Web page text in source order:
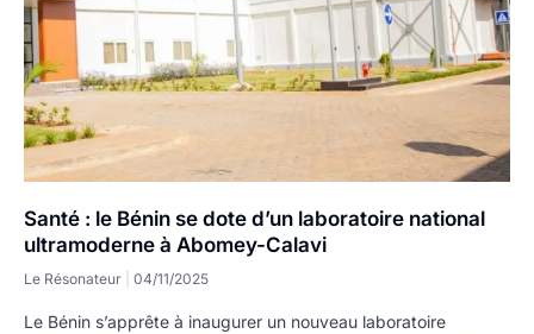
Santé : le Bénin se dote d’un laboratoire national
ultramoderne à Abomey-Calavi
Le Résonateur 04/11/2025
Le Bénin s’apprête à inaugurer un nouveau laboratoire